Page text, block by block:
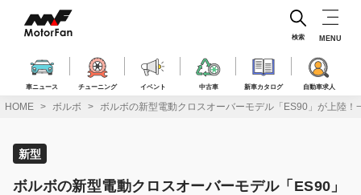
ス
車ニュース チューニング イベント 中古車 新車カタログ 自動車求人
検索 MENU
HOME ボルボ ボルボの新型電動クロスオーバーモデル「ES90」が上陸
新型
ボルボの新型電動クロスオーバーモデル「ES90」